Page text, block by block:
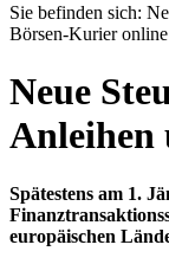
Sie befinden sich:
Börsen-Kurier online
Neue
Anleihen
Spätestens am 1.
europäischen